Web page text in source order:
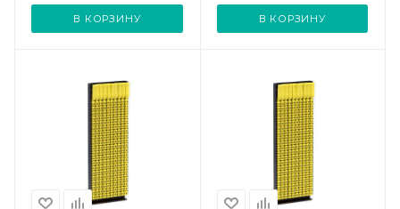
В КОРЗИНУ В КОРЗИНУ